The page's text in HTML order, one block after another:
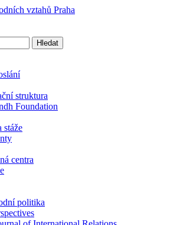
vztahů Praha
Hledat
struktura
Foundation
stáže
centra
politika